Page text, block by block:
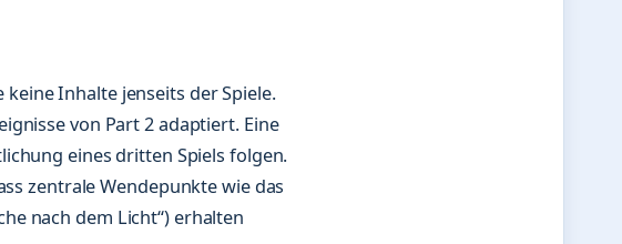
Inhalte jenseits der Spiele.
von Part 2 adaptiert. Eine
eines dritten Spiels folgen.
zentrale Wendepunkte wie das
nach dem Licht“) erhalten